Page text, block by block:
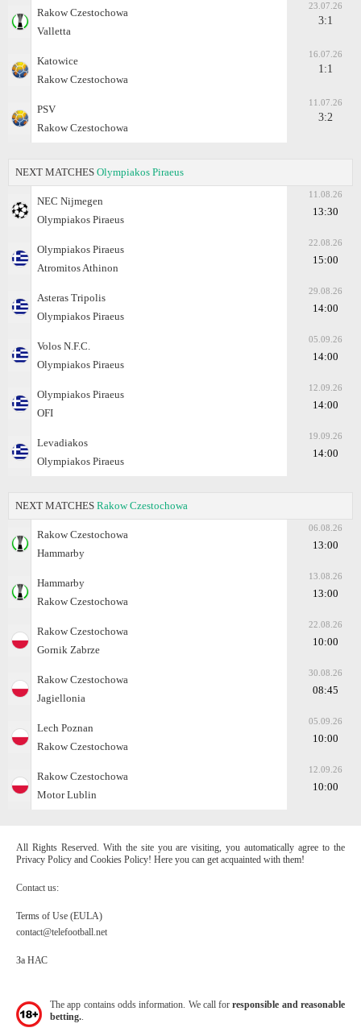
Rakow Czestochowa
Valletta
23.07.26
3:1
Katowice
Rakow Czestochowa
16.07.26
1:1
PSV
Rakow Czestochowa
11.07.26
3:2
NEXT MATCHES Olympiakos Piraeus
NEC Nijmegen
Olympiakos Piraeus
11.08.26
13:30
Olympiakos Piraeus
Atromitos Athinon
22.08.26
15:00
Asteras Tripolis
Olympiakos Piraeus
29.08.26
14:00
Volos N.F.C.
Olympiakos Piraeus
05.09.26
14:00
Olympiakos Piraeus
OFI
12.09.26
14:00
Levadiakos
Olympiakos Piraeus
19.09.26
14:00
NEXT MATCHES Rakow Czestochowa
Rakow Czestochowa
Hammarby
06.08.26
13:00
Hammarby
Rakow Czestochowa
13.08.26
13:00
Rakow Czestochowa
Gornik Zabrze
22.08.26
10:00
Rakow Czestochowa
Jagiellonia
30.08.26
08:45
Lech Poznan
Rakow Czestochowa
05.09.26
10:00
Rakow Czestochowa
Motor Lublin
12.09.26
10:00
All Rights Reserved. With the site you are visiting, you automatically agree to the
Privacy Policy and Cookies Policy! Here you can get acquainted with them!
Contact us:
Terms of Use (EULA)
contact@telefootball.net
За НАС
The app contains odds information. We call forresponsible and reasonable
betting.